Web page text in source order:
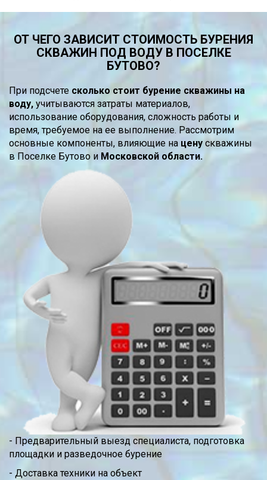
ОТ ЧЕГО ЗАВИСИТ СТОИМОСТЬ БУРЕНИЯ
СКВАЖИН ПОД ВОДУ В ПОСЕЛКЕ
БУТОВО?
При подсчете сколько стоит бурение скважины на
воду, учитываются затраты материалов,
использование оборудования, сложность работы и
время, требуемое на ее выполнение. Рассмотрим
основные компоненты, влияющие на цену скважины
в Поселке Бутово и Московской области.
- Предварительный выезд специалиста, подготовка
площадки и разведочное бурение
- Доставка техники на объект